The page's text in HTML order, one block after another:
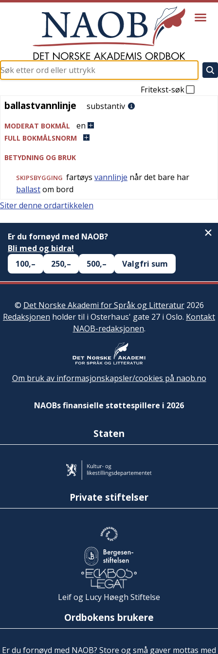
Fritekst-søk
ballastvannlinje
ballastvannlinje substantiv
MODERAT BOKMÅL en
FULL BOKMÅLSNORM
BETYDNING OG BRUK
SKIPSBYGGING fartøys vannlinje når det bare har
ballastom bord
Siter denne ordartikkelen
Er du fornøyd med NAOB?
Bli med og bidra!
100,–
250,– 500,– Valgfri sum
© Det Norske Akademi for Språk og Litteratur2026
Redaksjonen holder til i Osterhaus' gate 27 i Oslo. Kontakt
NAOB-redaksjonen.
Om bruk av informasjonskapsler/cookies på naob.no
NAOBs finansielle støttespillere i 2026
Staten
Private stiftelser
Leif og Lucy Høegh Stiftelse
Ordbokens brukere
Er du fornøyd med NAOB? Store og små gaver mottas med